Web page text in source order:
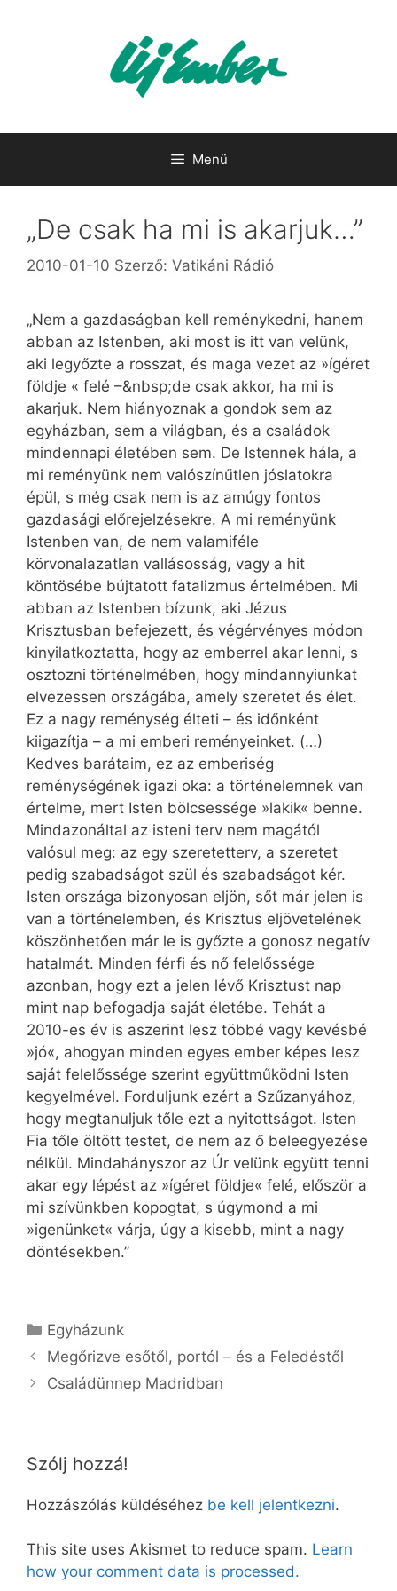
Menü
„De csak ha mi is akarjuk…”
2010-01-10 Szerző: Vatikáni Rádió
„Nem a gazdaságban kell reménykedni, hanem
abban az Istenben, aki most is itt van velünk,
aki legyőzte a rosszat, és maga vezet az »ígéret
földje « felé –&nbsp;de csak akkor, ha mi is
akarjuk. Nem hiányoznak a gondok sem az
egyházban, sem a világban, és a családok
mindennapi életében sem. De Istennek hála, a
mi reményünk nem valószínűtlen jóslatokra
épül, s még csak nem is az amúgy fontos
gazdasági előrejelzésekre. A mi reményünk
Istenben van, de nem valamiféle
körvonalazatlan vallásosság, vagy a hit
köntösébe bújtatott fatalizmus értelmében. Mi
abban az Istenben bízunk, aki Jézus
Krisztusban befejezett, és végérvényes módon
kinyilatkoztatta, hogy az emberrel akar lenni, s
osztozni történelmében, hogy mindannyiunkat
elvezessen országába, amely szeretet és élet.
Ez a nagy reménység élteti – és időnként
kiigazítja – a mi emberi reményeinket. (…)
Kedves barátaim, ez az emberiség
reménységének igazi oka: a történelemnek van
értelme, mert Isten bölcsessége »lakik« benne.
Mindazonáltal az isteni terv nem magától
valósul meg: az egy szeretetterv, a szeretet
pedig szabadságot szül és szabadságot kér.
Isten országa bizonyosan eljön, sőt már jelen is
van a történelemben, és Krisztus eljövetelének
köszönhetően már le is győzte a gonosz negatív
hatalmát. Minden férfi és nő felelőssége
azonban, hogy ezt a jelen lévő Krisztust nap
mint nap befogadja saját életébe. Tehát a
2010-es év is aszerint lesz többé vagy kevésbé
»jó«, ahogyan minden egyes ember képes lesz
saját felelőssége szerint együttműködni Isten
kegyelmével. Forduljunk ezért a Szűzanyához,
hogy megtanuljuk tőle ezt a nyitottságot. Isten
Fia tőle öltött testet, de nem az ő beleegyezése
nélkül. Mindahányszor az Úr velünk együtt tenni
akar egy lépést az »ígéret földje« felé, először a
mi szívünkben kopogtat, s úgymond a mi
»igenünket« várja, úgy a kisebb, mint a nagy
döntésekben.”
Kategória
Egyházunk
Megőrizve esőtől, portól – és a Feledéstől
Családünnep Madridban
Szólj hozzá!
Hozzászólás küldéséhez be kell jelentkezni.
This site uses Akismet to reduce spam. Learn
how your comment data is processed.